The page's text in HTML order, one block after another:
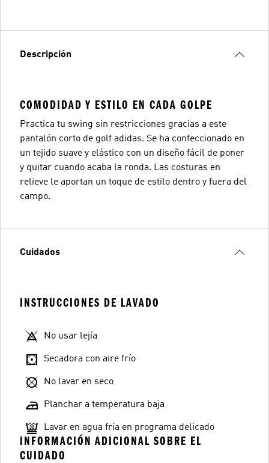
Descripción
COMODIDAD Y ESTILO EN CADA GOLPE
Practica tu swing sin restricciones gracias a este
pantalón corto de golf adidas. Se ha confeccionado en
un tejido suave y elástico con un diseño fácil de poner
y quitar cuando acaba la ronda. Las costuras en
relieve le aportan un toque de estilo dentro y fuera del
campo.
Cuidados
INSTRUCCIONES DE LAVADO
No usar lejía
Secadora con aire frío
No lavar en seco
Planchar a temperatura baja
Lavar en agua fría en programa delicado
INFORMACIÓN ADICIONAL SOBRE EL
CUIDADO